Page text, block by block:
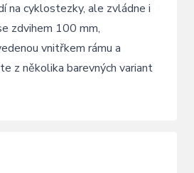
na cyklostezky, ale zvládne i
zdvihem 100 mm,
vnitřkem rámu a
z několika barevných variant